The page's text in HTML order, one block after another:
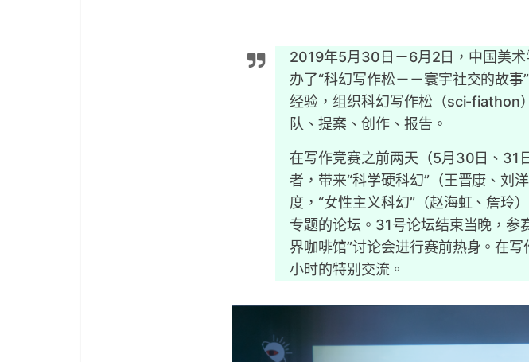
2019年5月30日－6月2日，中国美
办了“科幻写作松－－寰宇社交的故
经验，组织科幻写作松（sci-fiathon
队、提案、创作、报告。
在写作竞赛之前两天（5月30日、31
者，带来“科学硬科幻”（王晋康、刘
度，“女性主义科幻”（赵海虹、詹玲
专题的论坛。31号论坛结束当晚，参
界咖啡馆”讨论会进行赛前热身。在
小时的特别交流。